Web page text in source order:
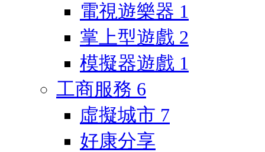
電視遊樂器 1
掌上型遊戲 2
模擬器遊戲 1
工商服務 6
虛擬城市 7
好康分享